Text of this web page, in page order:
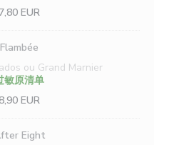
7,80 EUR
Flambée
ou Grand Marnier
敏原清单
EUR
Eight